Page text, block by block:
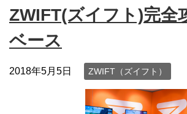
ZWIFT(ズイフト)完全
ベース
2018年5月5日 ZWIFT（ズイフト）